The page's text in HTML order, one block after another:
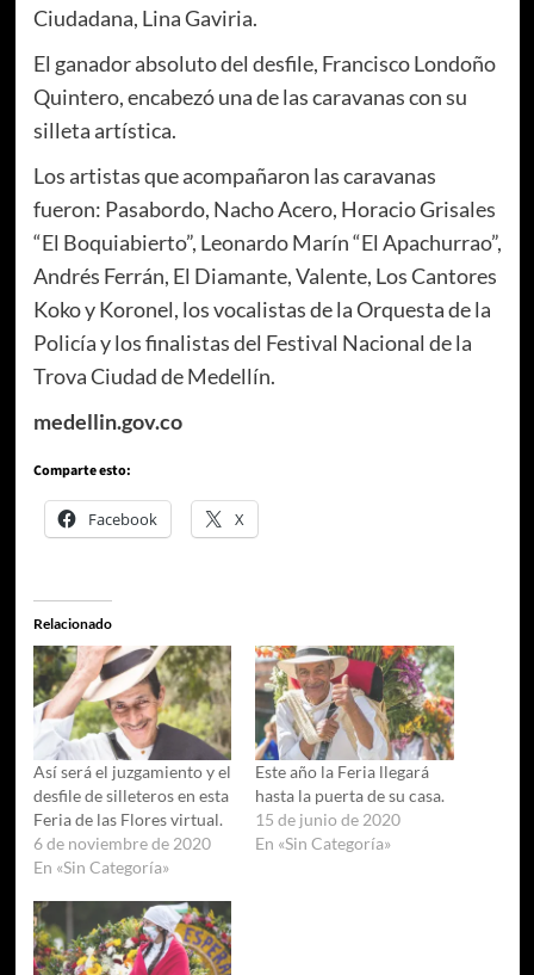
Ciudadana, Lina Gaviria.
El ganador absoluto del desfile, Francisco Londoño
Quintero, encabezó una de las caravanas con su
silleta artística.
Los artistas que acompañaron las caravanas
fueron: Pasabordo, Nacho Acero, Horacio Grisales
“El Boquiabierto”, Leonardo Marín “El Apachurrao”,
Andrés Ferrán, El Diamante, Valente, Los Cantores
Koko y Koronel, los vocalistas de la Orquesta de la
Policía y los finalistas del Festival Nacional de la
Trova Ciudad de Medellín.
medellin.gov.co
Comparte esto:
Facebook X
Relacionado
Así será el juzgamiento y el
desfile de silleteros en esta
Feria de las Flores virtual.
6 de noviembre de 2020
En «Sin Categoría»
Este año la Feria llegará
hasta la puerta de su casa.
15 de junio de 2020
En «Sin Categoría»